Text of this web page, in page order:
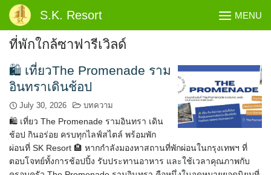
Skip
content
S.K. Resort MENU
ที่พักใกล้ซาฟารีเวิลด์
🛍️ เที่ยวThe Promenade ราม
อินทราเดินช้อป
July 30, 2026 บทความ
🛍️ เที่ยว The Promenade รามอินทรา เดิน
ช้อป กินอร่อย ครบทุกไลฟ์สไตล์ พร้อมพัก
ผ่อนที่ SK Resort 🏨 หากกำลังมองหาสถานที่พักผ่อนในกรุงเทพฯ ที่
ตอบโจทย์ทั้งการช้อปปิ้ง รับประทานอาหาร และใช้เวลาคุณภาพกับ